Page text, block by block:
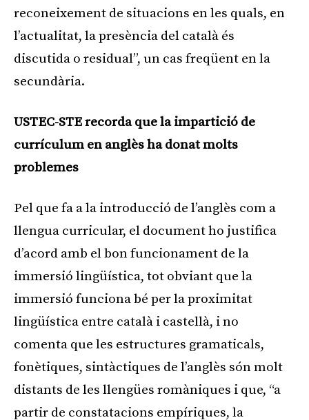
reconeixement de situacions en les quals, en
l’actualitat, la presència del català és
discutida o residual”, un cas freqüent en la
secundària.
USTEC-STE recorda que la impartició de
currículum en anglès ha donat molts
problemes
Pel que fa a la introducció de l’anglès com a
llengua curricular, el document ho justifica
d’acord amb el bon funcionament de la
immersió lingüística, tot obviant que la
immersió funciona bé per la proximitat
lingüística entre català i castellà, i no
comenta que les estructures gramaticals,
fonètiques, sintàctiques de l’anglès són molt
distants de les llengües romàniques i que, “a
partir de constatacions empíriques, la